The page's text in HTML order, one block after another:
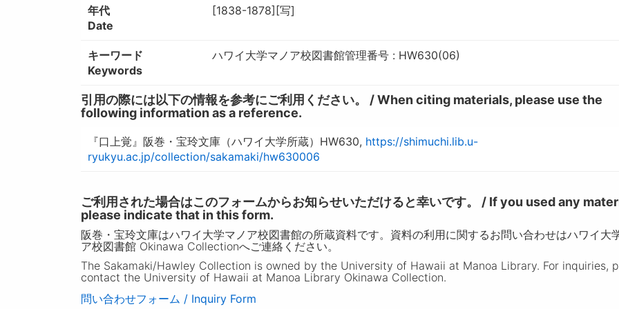
年代
Date
[1838-1878][写]
キーワード
Keywords
ハワイ大学マノア校図書館管理番号 : HW630(06)
引用の際には以下の情報を参考にご利用ください。 / When citing materials, please use the
following information as a reference.
『口上覚』阪巻・宝玲文庫（ハワイ大学所蔵）HW630, https://shimuchi.lib.u-
ryukyu.ac.jp/collection/sakamaki/hw630006
ご利用された場合はこのフォームからお知らせいただけると幸いです。 / If you used any
please indicate that in this form.
阪巻・宝玲文庫はハワイ大学マノア校図書館の所蔵資料です。資料の利用に関するお問い合わせはハワイ大
ア校図書館 Okinawa Collectionへご連絡ください。
The Sakamaki/Hawley Collection is owned by the University of Hawaii at Manoa Library. For inquiries,
contact the University of Hawaii at Manoa Library Okinawa Collection.
問い合わせフォーム / Inquiry Form